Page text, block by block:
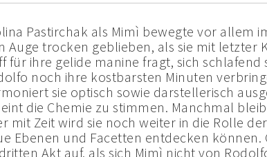
Pastirchak als Mimì bewegte vor allem
Auge trocken geblieben, als sie mit letzter
für ihre gelide manine fragt, sich
noch ihre kostbarsten Minuten
sie optisch sowie darstellerisch
die Chemie zu stimmen. Manchmal
mit Zeit wird sie noch weiter in die Rolle
Ebenen und Facetten entdecken
Akt auf, als sich Mimì nicht von